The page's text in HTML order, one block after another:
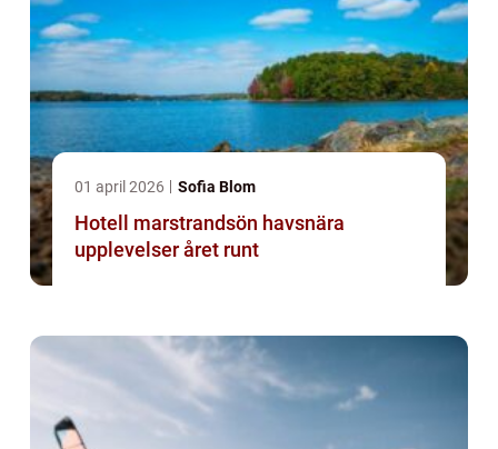
01 april 2026 Sofia Blom
Hotell marstrandsön havsnära
upplevelser året runt